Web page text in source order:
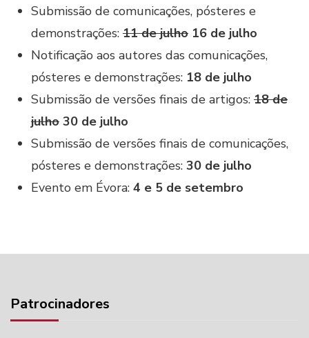
Submissão de comunicações, pósteres e
demonstrações: 11 de julho 16 de julho
Notificação aos autores das comunicações,
pósteres e demonstrações: 18 de julho
Submissão de versões finais de artigos: 18 de
julho 30 de julho
Submissão de versões finais de comunicações,
pósteres e demonstrações: 30 de julho
Evento em Évora: 4 e 5 de setembro
Patrocinadores